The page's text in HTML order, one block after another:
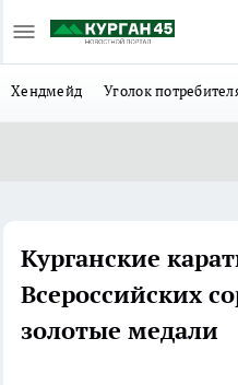
Хендмейд Уголок
Курганские
Всероссийских
золотые медали